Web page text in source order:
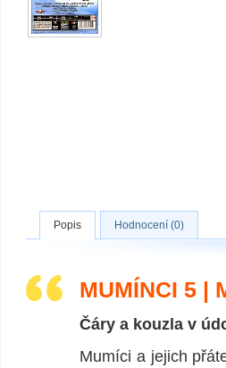
Popis Hodnocení (0)
MUMÍNCI 5 |
Čáry a kouzla v
Mumíci a jejich